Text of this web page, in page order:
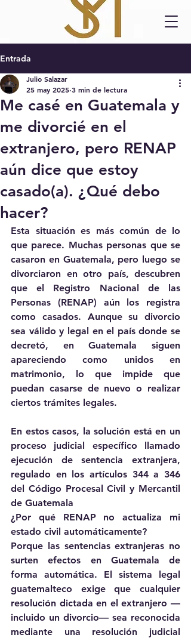
Entrada
Me casé en Guatemala y
me divorcié en el
extranjero, pero RENAP
aún dice que estoy
casado(a). ¿Qué debo
hacer?
Julio Salazar
25 may 2025 3 min de lectura
Esta situación es más común de lo
que parece. Muchas personas que se
casaron en Guatemala, pero luego se
divorciaron en otro país, descubren
que el Registro Nacional de las
Personas (RENAP) aún los registra
como casados. Aunque su divorcio
sea válido y legal en el país donde se
decretó, en Guatemala siguen
apareciendo como unidos en
matrimonio, lo que impide que
puedan casarse de nuevo o realizar
ciertos trámites legales.
En estos casos, la solución está en un
proceso judicial específico llamado
ejecución de sentencia extranjera,
regulado en los artículos 344 a 346
del Código Procesal Civil y Mercantil
de Guatemala
¿Por qué RENAP no actualiza mi
estado civil automáticamente?
Porque las sentencias extranjeras no
surten efectos en Guatemala de
forma automática. El sistema legal
guatemalteco exige que cualquier
resolución dictada en el extranjero —
incluido un divorcio— sea reconocida
mediante una resolución judicial